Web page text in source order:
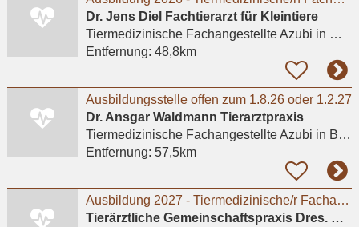
Dr. Jens Diel Fachtierarzt für Kleintiere
Tiermedizinische Fachangestellte Azubi in Meerbusch, Lank-Latum
Entfernung: 48,8km
Ausbildungsstelle offen zum 1.8.26 oder 1.2.27
Dr. Ansgar Waldmann Tierarztpraxis
Tiermedizinische Fachangestellte Azubi in Bonn
Entfernung: 57,5km
Ausbildung 2027 - Tiermedizinische/r Fachangestellte/r (m/w/d) # Praktikum möglich
Tierärztliche Gemeinschaftspraxis Dres. Matburger